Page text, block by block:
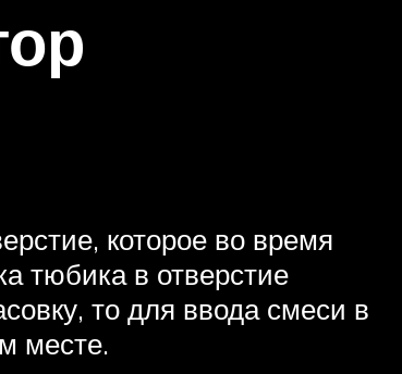
которое во время
тюбика в отверстие
то для ввода смеси в
месте.